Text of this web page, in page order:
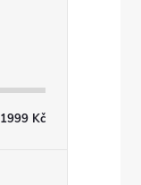
1999 Kč